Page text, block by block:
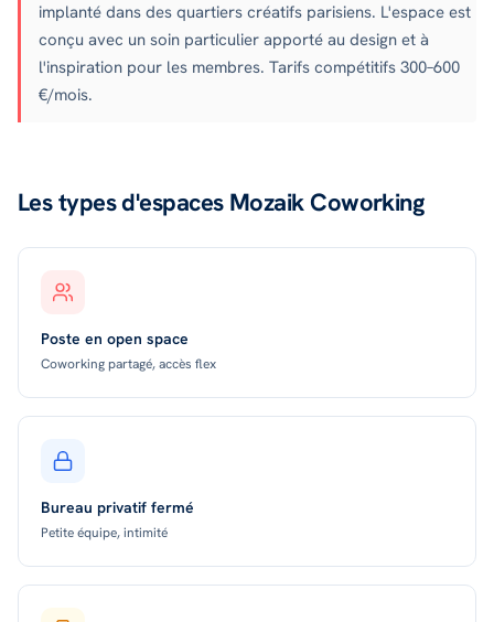
implanté dans des quartiers créatifs parisiens. L'espace est
conçu avec un soin particulier apporté au design et à
l'inspiration pour les membres. Tarifs compétitifs 300–600
€/mois.
Les types d'espaces Mozaik Coworking
Poste en open space
Coworking partagé, accès flex
Bureau privatif fermé
Petite équipe, intimité